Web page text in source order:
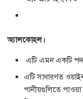
অ্যালকোহল।
এটি এমন একটি
এটি সাধারণত
পানীয়গুলিতে পাওয়া